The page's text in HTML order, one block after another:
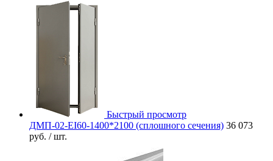
Быстрый просмотр
ДМП-02-EI60-1400*2100 (сплошного сечения) 36 073
руб. / шт.